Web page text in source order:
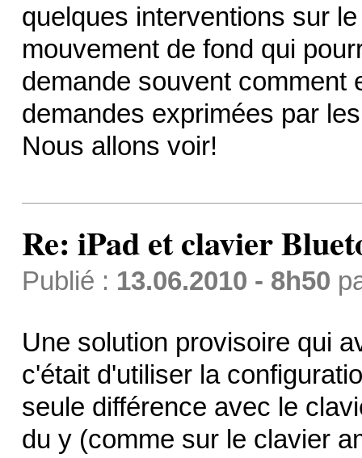
quelques interventions sur
mouvement de fond qui
demande souvent comment
demandes exprimées par
Nous allons voir!
Re: iPad et clavier
Publié : 13.06.2010 - 8h50
Une solution provisoire qui
c'était d'utiliser la
seule différence avec le
du y (comme sur le clavier